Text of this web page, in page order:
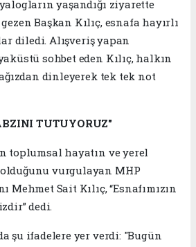
yaşandığı ziyarette
Başkan Kılıç, esnafa hayırlı
diledi. Alışveriş yapan
sohbet eden Kılıç, halkın
dinleyerek tek tek not
TUTUYORUZ"
toplumsal hayatın ve yerel
vurgulayan MHP
Mehmet Sait Kılıç, “Esnafımızın
dedi.
şu ifadelere yer verdi: "Bugün